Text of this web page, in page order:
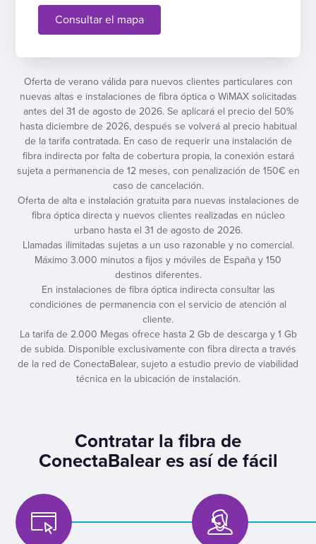
Consultar el mapa
Oferta de verano válida para nuevos clientes particulares con
nuevas altas e instalaciones de fibra óptica o WiMAX solicitadas
antes del 31 de agosto de 2026. Se aplicará el precio del 50%
hasta diciembre de 2026, después se volverá al precio habitual
de la tarifa contratada. En caso de requerir una instalación de
fibra indirecta por falta de cobertura propia, la conexión estará
sujeta a permanencia de 12 meses, con penalización de 150€ en
caso de cancelación.
Oferta de alta e instalación gratuita para nuevas instalaciones de
fibra óptica directa y nuevos clientes realizadas en núcleo
urbano hasta el 31 de agosto de 2026.
Llamadas ilimitadas sujetas a un uso razonable y no comercial.
Máximo 3.000 minutos a fijos y móviles de España y 150
destinos diferentes.
En instalaciones de fibra óptica indirecta consultar las
condiciones de permanencia con el servicio de atención al
cliente.
La tarifa de 2.000 Megas ofrece hasta 2 Gb de descarga y 1 Gb
de subida. Disponible exclusivamente con fibra directa a través
de la red de ConectaBalear, sujeto a estudio previo de viabilidad
técnica en la ubicación de instalación.
Contratar la fibra de
ConectaBalear es así de fácil